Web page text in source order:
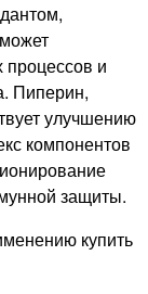
и
Пиперин,
улучшению
компонентов
защиты.